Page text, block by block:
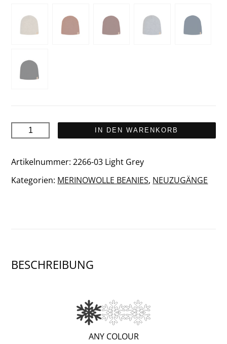
TUNTURI
Mütze
IN DEN WARENKORB
Artikelnummer:2266-03 Light Grey
Kategorien: MERINOWOLLE BEANIES, NEUZUGÄNGE
BESCHREIBUNG
ANY COLOUR(WARM;